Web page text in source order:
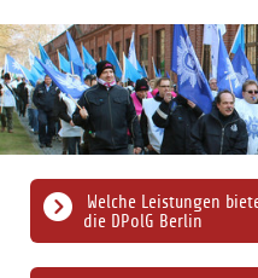
Welche Leistungen
die DPolG Berlin